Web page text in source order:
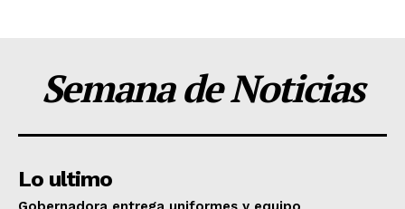
Semana de Noticias
Lo ultimo